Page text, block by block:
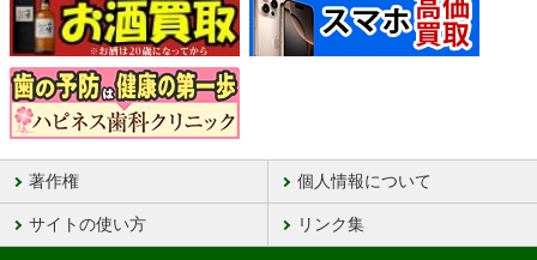
著作権 個人情報について
サイトの使い方 リンク集